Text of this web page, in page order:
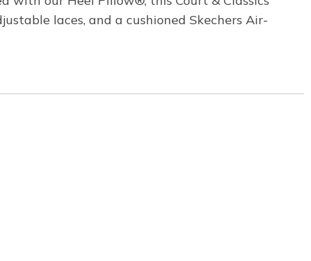
laces, and a cushioned Skechers Air-